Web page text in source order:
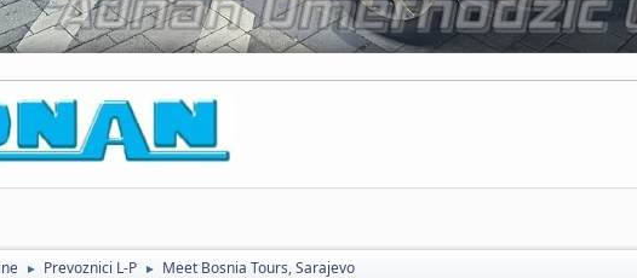
► Prevoznici L-P ► Meet Bosnia Tours, Sarajevo